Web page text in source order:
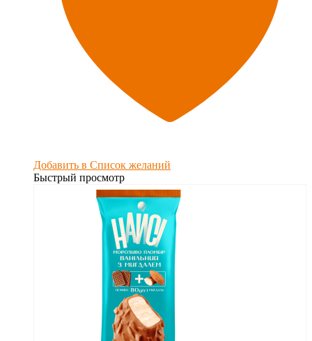
Добавить в Список желаний
Быстрый просмотр